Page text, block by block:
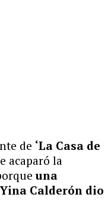
de ‘La Casa de
acaparó la
una
Calderón dio